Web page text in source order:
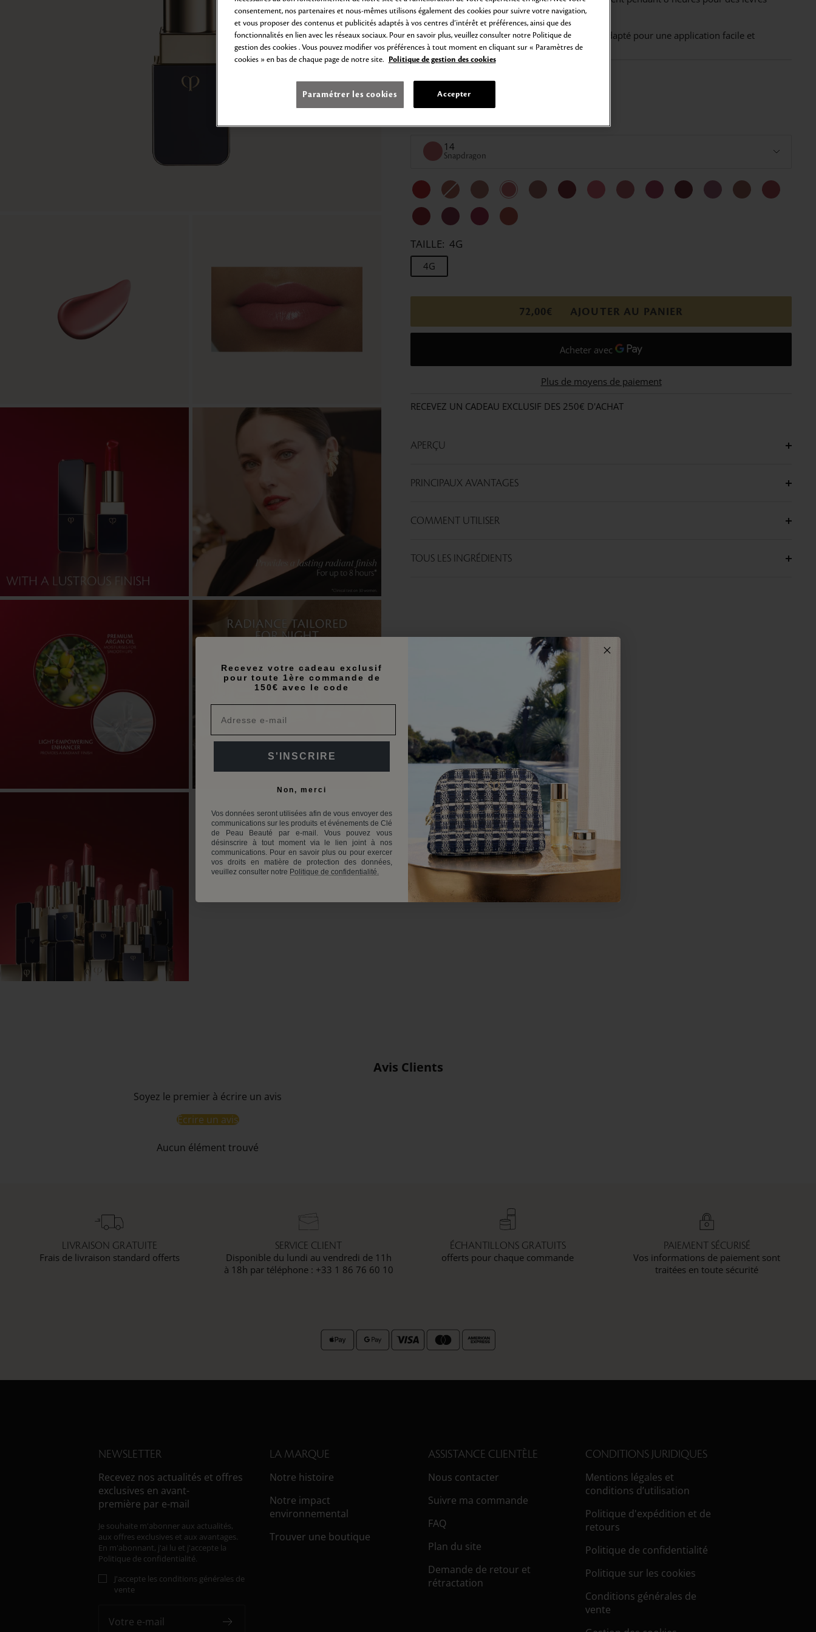
lisses, pulpeuses et rayonnantes de santé.
Conditionné dans un étui laqué, parfaitement adapté pour une application facile et
régulière.
SATIN
COULEUR :
14
Snapdragon
TAILLE: 4G
4G
72,00€ AJOUTER AU PANIER
Plus de moyens de paiement
RECEVEZ UN CADEAU EXCLUSIF DES 250€ D'ACHAT
APERÇU
PRINCIPAUX AVANTAGES
COMMENT UTILISER
TOUS LES INGRÉDIENTS
Avis Clients
Soyez le premier à écrire un avis
Écrire un avis
Aucun élément trouvé
LIVRAISON GRATUITE
Frais de livraison standard offerts
SERVICE CLIENT
Disponible du lundi au vendredi de 11h
à 18h par téléphone : +33 1 86 76 60 10
ÉCHANTILLONS GRATUITS
offerts pour chaque commande
PAIEMENT SÉCURISÉ
Vos informations de paiement sont
traitées en toute sécurité
NEWSLETTER
Recevez nos actualités et offres
exclusives en avant-
première par e-mail
Je souhaite m'abonner aux actualités,
aux offres exclusives et aux avantages.
En m'abonnant, j'ai lu et j'accepte la
Politique de confidentialité.
J'accepte les conditions générales de
vente
Votre e-mail
LA MARQUE
Notre histoire
Notre impact
environnemental
Trouver une boutique
ASSISTANCE CLIENTÈLE
Nous contacter
Suivre ma commande
FAQ
Plan du site
Demande de retour et
rétractation
CONDITIONS JURIDIQUES
Mentions légales et
conditions d’utilisation
Politique d'expédition et de
retours
Politique de confidentialité
Politique sur les cookies
Conditions générales de
vente
Recevez votre cadeau exclusif
pour toute 1ère commande de
150€ avec le code
S'INSCRIRE
Non, merci
Vos données seront utilisées afin de vous envoyer des
communications sur les produits et événements de Clé
de Peau Beauté par e-mail. Vous pouvez vous
désinscrire à tout moment via le lien joint à nos
communications. Pour en savoir plus ou pour exercer
vos droits en matière de protection des données,
veuillez consulter notre Politique de confidentialité.
consentement, nos partenaires et nous-mêmes utilisons également des cookies pour suivre votre navigation,
et vous proposer des contenus et publicités adaptés à vos centres d’intérêt et préférences, ainsi que des
fonctionnalités en lien avec les réseaux sociaux. Pour en savoir plus, veuillez consulter notre Politique de
gestion des cookies . Vous pouvez modifier vos préférences à tout moment en cliquant sur « Paramètres de
cookies » en bas de chaque page de notre site. Politique de gestion des cookies
Paramétrer les cookies Accepter